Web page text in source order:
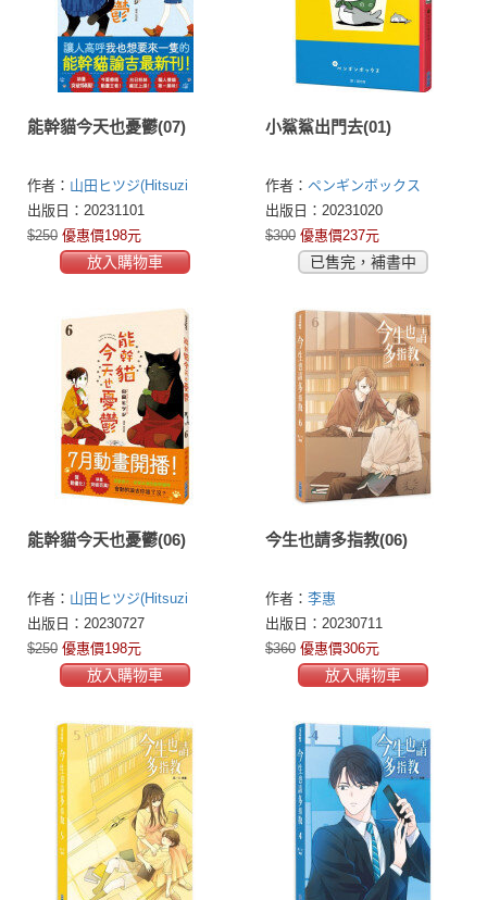
能幹貓今天也憂鬱(07)
作者： 山田ヒツジ(Hitsuzi
Yamada)
出版日：20231101
$250 優惠價198元
放入購物車
小鯊鯊出門去(01)
作者： ペンギンボックス
出版日：20231020
$300 優惠價237元
已售完，補書中
能幹貓今天也憂鬱(06)
作者： 山田ヒツジ(Hitsuzi
Yamada)
出版日：20230727
$250 優惠價198元
放入購物車
今生也請多指教(06)
作者： 李惠
出版日：20230711
$360 優惠價306元
放入購物車